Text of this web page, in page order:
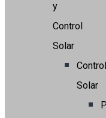
y
Control
Solar
Control
Solar